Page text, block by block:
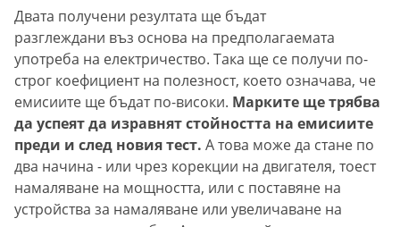
Двата получени резултата ще бъдат
разглеждани въз основа на предполагаемата
употреба на електричество. Така ще се получи по-
строг коефициент на полезност, което означава, че
емисиите ще бъдат по-високи. Марките ще трябва
да успеят да изравнят стойността на емисиите
преди и след новия тест. А това може да стане по
два начина - или чрез корекции на двигателя, тоест
намаляване на мощността, или с поставяне на
устройства за намаляване или увеличаване на